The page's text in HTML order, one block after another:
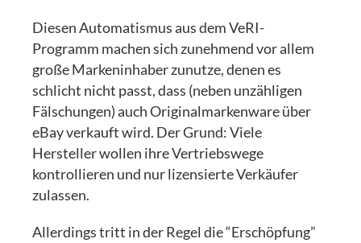
Diesen Automatismus aus dem VeRI-
Programm machen sich zunehmend vor allem
große Markeninhaber zunutze, denen es
schlicht nicht passt, dass (neben unzähligen
Fälschungen) auch Originalmarkenware über
eBay verkauft wird. Der Grund: Viele
Hersteller wollen ihre Vertriebswege
kontrollieren und nur lizensierte Verkäufer
zulassen.
Allerdings tritt in der Regel die “Erschöpfung”